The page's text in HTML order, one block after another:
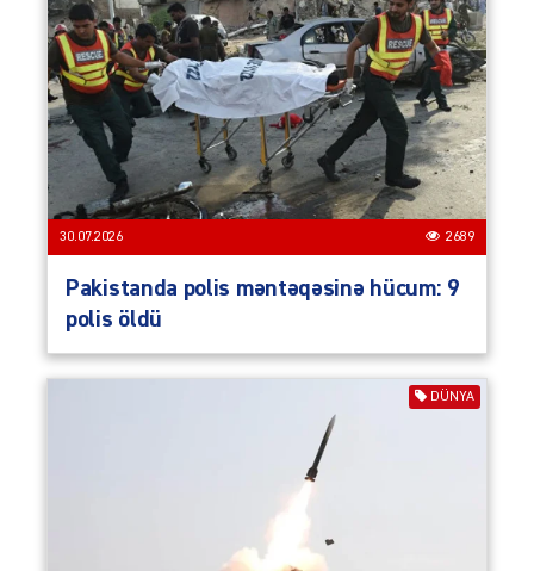
30.07.2026 2689
Pakistanda polis məntəqəsinə hücum: 9
polis öldü
DÜNYA